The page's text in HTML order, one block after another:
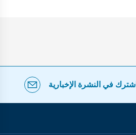
اشترك في النشرة الإخبارية